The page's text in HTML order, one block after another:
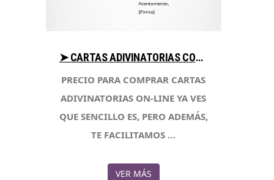
➤ CARTAS ADIVINATORIAS COMPARA PRECIO PARA COMPRAR EN LIBRERIAESOTERICA.NET
PRECIO PARA COMPRAR CARTAS
ADIVINATORIAS ON-LINE YA VES
QUE SENCILLO ES, PERO ADEMÁS,
TE FACILITAMOS …
VER MÁS